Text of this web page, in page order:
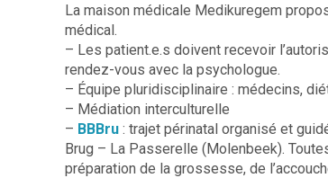
La maison médicale Medikuregem
médical.
– Les patient.e.s doivent recevoir
rendez-vous avec la psychologue.
– Équipe pluridisciplinaire : médecins,
– Médiation interculturelle
– BBBru : trajet périnatal organisé et
Brug – La Passerelle (Molenbeek).
préparation de la grossesse, de